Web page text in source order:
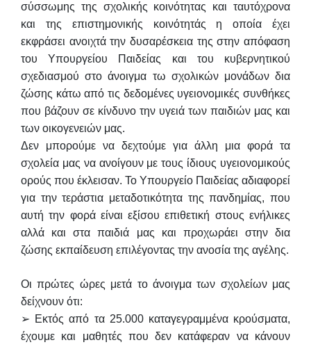
σύσσωμης της σχολικής κοινότητας και ταυτόχρονα
και της επιστημονικής κοινότητάς η οποία έχει
εκφράσει ανοιχτά την δυσαρέσκεια της στην απόφαση
τουΥπουργείου Παιδείας και του κυβερνητικού
σχεδιασμού στο άνοιγμα τω σχολικών μονάδων δια
ζώσης κάτω από τις δεδομένες υγειονομικές συνθήκες
που βάζουν σε κίνδυνο την υγειά των παιδιών μας και
των οικογενειών μας.
Δεν μπορούμε να δεχτούμε για άλλη μια φορά τα
σχολεία μας να ανοίγουν με τους ίδιους υγειονομικούς
ορούς που έκλεισαν. Το Υπουργείο Παιδείας αδιαφορεί
για την τεράστια μεταδοτικότητα της πανδημίας, που
αυτή την φορά είναι εξίσου επιθετική στους ενήλικες
αλλά και στα παιδιά μας και προχωράει στην δια
ζώσης εκπαίδευση επιλέγοντας την ανοσία της αγέλης.
Οι πρώτες ώρες μετά το άνοιγμα των σχολείων μας
δείχνουν ότι:
➢ Εκτός από τα 25.000 καταγεγραμμένα κρούσματα,
έχουμε και μαθητές που δεν κατάφεραν να κάνουν